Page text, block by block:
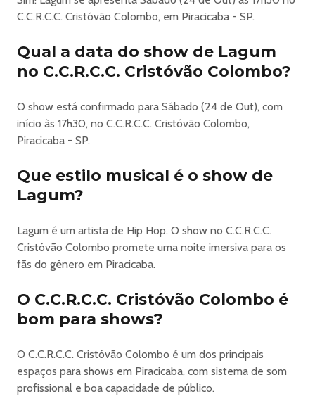
Lagum + Chico Chico - Tour 2026 Em Piracicaba
experiência única para o público: dois shows completos
em uma única noite, reunindo duas das forças mais
A banda Lagum, conhecida por sucessos que misturam
pop, indie e brasilidades, leva para a estrada sua energia
contagiante e repertório cheio de hits que conquistaram
sonoridade marcante que transita entre MPB, rock e
poesia urbana, apresenta um show intenso e autêntico,
reafirmando sua crescente relevância na cena nacional.
Nesta turnê especial, o público terá a oportunidade de
assistir às duas apresentações completas, criando uma
noite inesquecível de música, emoção e conexão entre
artistas e fãs.
🎫 FrontStage:
Área em frente ao palco, ideal para quem quer ficar o
mais próximo do artista e viver a experiência
🎫 Área VIP:
Setor com visão privilegiada e mais conforto, perfeito para
curtir o show com mais espaço e comodidade.
C.C.R.C.C. Cristóvão Colombo, em Piracicaba - SP.
Qual a data do show de Lagum
no C.C.R.C.C. Cristóvão Colombo?
O show está confirmado para Sábado (24 de Out), com
início às 17h30, no C.C.R.C.C. Cristóvão Colombo,
Piracicaba - SP.
Que estilo musical é o show de
Lagum?
Lagum é um artista de Hip Hop. O show no C.C.R.C.C.
Cristóvão Colombo promete uma noite imersiva para os
fãs do gênero em Piracicaba.
O C.C.R.C.C. Cristóvão Colombo é
bom para shows?
O C.C.R.C.C. Cristóvão Colombo é um dos principais
espaços para shows em Piracicaba, com sistema de som
profissional e boa capacidade de público.